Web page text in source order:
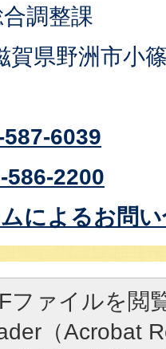
調整課
賀県野洲市小
6039
586-2200
によるお問
ファイルを閲
（Acrobat